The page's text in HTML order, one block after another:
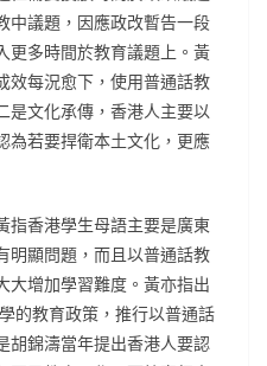
中議題，因應政改暫告一段
更多時間於教育議題上。黃
效每況愈下，使用普通話教
是文化承傳，香港人主要以
為若要捍衛本土文化，更應
指香港學生母語主要是廣東
明顯問題，而且以普通話教
大增加學習難度。黃亦指出
的教育政策，推行以普通話
胡錦濤當年提出香港人要認